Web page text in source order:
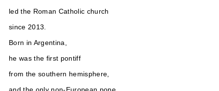
led the Roman Catholic church
since 2013.
Born in Argentina,
he was the first pontiff
from the southern hemisphere,